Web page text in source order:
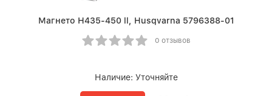
Магнето Н435-450 ll, Husqvarna 5796388-01
0 отзывов
Наличие: Уточняйте